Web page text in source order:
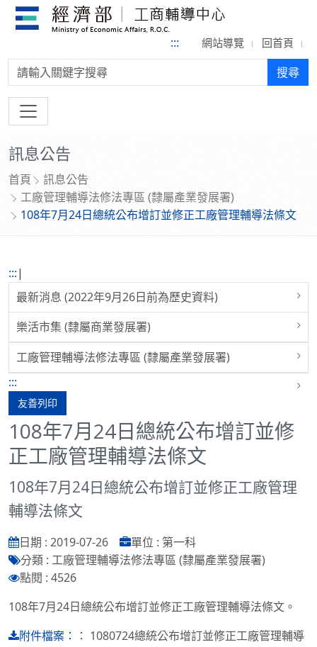
::: 網站導覽 回首頁
搜尋: 搜尋
訊息公告
首頁
訊息公告
工廠管理輔導法修法專區 (隸屬產業發展署)
108年7月24日總統公布增訂並修正工廠管理輔導法條文
:::|
最新消息 (2022年9月26日前為歷史資料)
樂活市集 (隸屬商業發展署)
工廠管理輔導法修法專區 (隸屬產業發展署)
:::
友善列印
108年7月24日總統公布增訂並修
正工廠管理輔導法條文
108年7月24日總統公布增訂並修正工廠管理
輔導法條文
日期 : 2019-07-26
單位 : 第一科
分類 : 工廠管理輔導法修法專區 (隸屬產業發展署)
點閱 : 4526
108年7月24日總統公布增訂並修正工廠管理輔導法條文。
附件檔案： ： 1080724總統公布增訂並修正工廠管理輔導